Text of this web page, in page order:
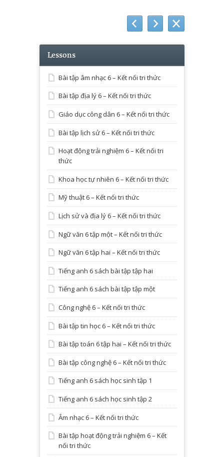
Lessons
Bài tập âm nhạc 6 – Kết nối tri thức
Bài tập địa lý 6 – Kết nối tri thức
Giáo dục công dân 6 – Kết nối tri thức
Bài tập lịch sử 6 – Kết nối tri thức
Hoạt động trải nghiệm 6 – Kết nối tri
thức
Khoa học tự nhiên 6 – Kết nối tri thức
Mỹ thuật 6 – Kết nối tri thức
Lịch sử và địa lý 6 – Kết nối tri thức
Ngữ văn 6 tập một – Kết nối tri thức
Ngữ văn 6 tập hai – Kết nối tri thức
Tiếng anh 6 sách bài tập tập hai
Tiếng anh 6 sách bài tập tập một
Công nghệ 6 – Kết nối tri thức
Bài tập tin học 6 – Kết nối tri thức
Bài tập toán 6 tập hai – Kết nối tri thức
Bài tập công nghệ 6 – Kết nối tri thức
Tiếng anh 6 sách học sinh tập 1
Tiếng anh 6 sách học sinh tập 2
Âm nhạc 6 – Kết nối tri thức
Bài tập hoạt động trải nghiệm 6 – Kết
nối tri thức